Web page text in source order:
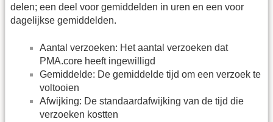
delen; een deel voor gemiddelden in uren en een voor
dagelijkse gemiddelden.
Aantal verzoeken: Het aantal verzoeken dat
PMA.core heeft ingewilligd
Gemiddelde: De gemiddelde tijd om een verzoek te
voltooien
Afwijking: De standaardafwijking van de tijd die
verzoeken kostten